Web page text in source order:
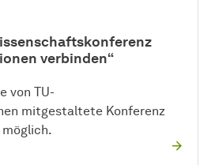
verbinden“
von TU-
mitgestaltete Konferenz